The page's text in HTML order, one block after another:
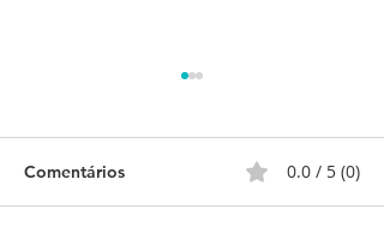
Comentários 0.0 / 5 (0)